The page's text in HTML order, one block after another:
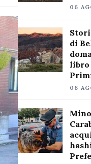
06
di
libro
06